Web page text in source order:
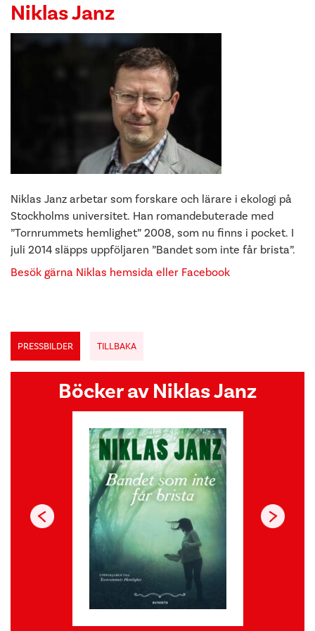
Niklas Janz
Niklas Janz arbetar som forskare och lärare i ekologi på
Stockholms universitet. Han romandebuterade med
”Tornrummets hemlighet” 2008, som nu finns i pocket. I
juli 2014 släpps uppföljaren ”Bandet som inte får brista”.
Besök gärna Niklas hemsida eller Facebook
PRESSBILDER TILLBAKA
Böcker av Niklas Janz